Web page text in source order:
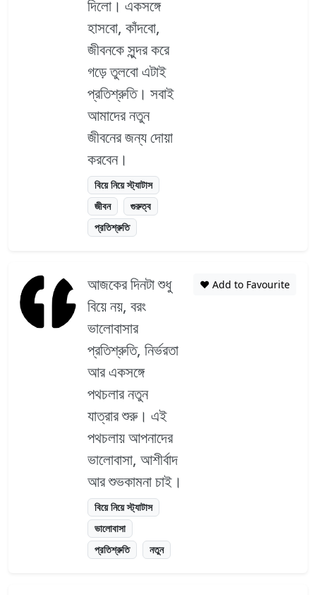
দিলো। একসঙ্গে
হাসবো, কাঁদবো,
জীবনকে সুন্দর করে
গড়ে তুলবো এটাই
প্রতিশ্রুতি। সবাই
আমাদের নতুন
জীবনের জন্য দোয়া
করবেন।
বিয়ে নিয়ে স্ট্যাটাস
জীবন
গুরুত্ব
প্রতিশ্রুতি
আজকের দিনটা শুধু
বিয়ে নয়, বরং
ভালোবাসার
প্রতিশ্রুতি, নির্ভরতা
আর একসঙ্গে
পথচলার নতুন
যাত্রার শুরু। এই
পথচলায় আপনাদের
ভালোবাসা, আশীর্বাদ
আর শুভকামনা চাই।
বিয়ে নিয়ে স্ট্যাটাস
ভালোবাসা
প্রতিশ্রুতি
নতুন
❤️ Add to Favourite